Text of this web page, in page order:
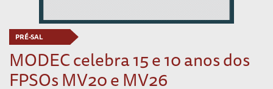
PRÉ-SAL
MODEC celebra 15 e 10 anos dos
FPSOs MV20 e MV26